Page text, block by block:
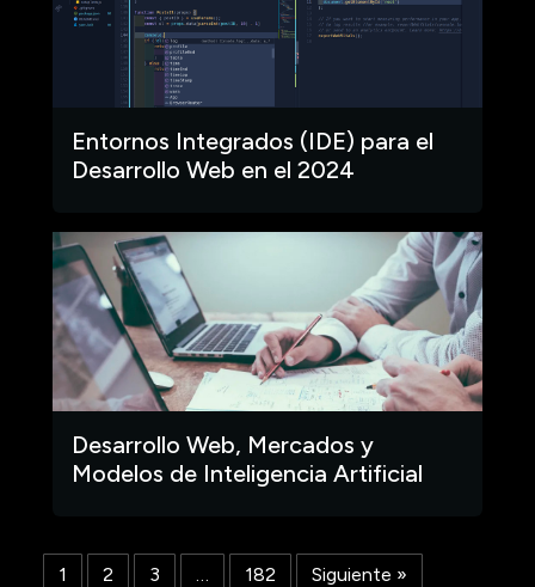
Entornos Integrados (IDE) para el
Desarrollo Web en el 2024
Desarrollo Web, Mercados y
Modelos de Inteligencia Artificial
1 2 3 … 182 Siguiente »